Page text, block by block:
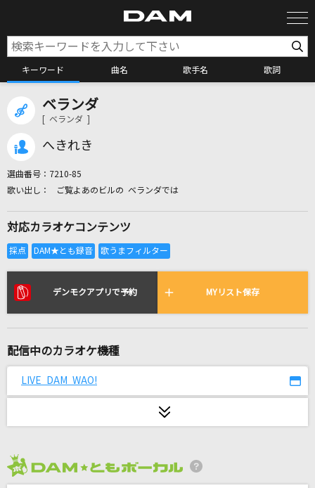
キーワード 曲名 歌手名 歌詞
全国りれき
リアルタイムで歌われている曲の一覧
ルミナス - Luminous
ハナミズキ
ベランダ
[ ベランダ ]
へきれき
選曲番号： 7210-85
ご覧よあのビルの ベランダでは
対応カラオケコンテンツ
デンモクアプリで予約 MYリスト保存
配信中のカラオケ機種
LIVE DAM WAO!